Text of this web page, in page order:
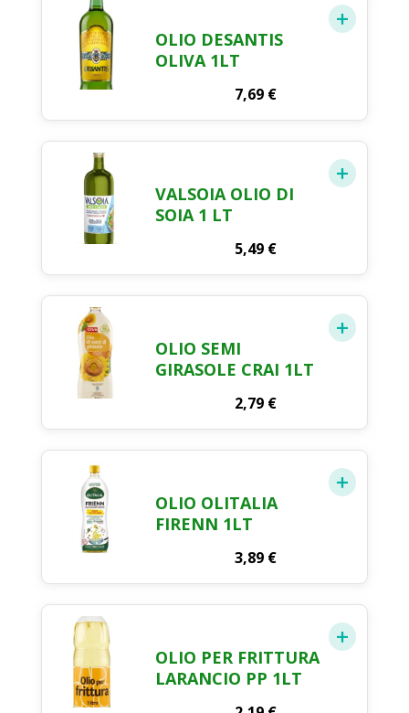
OLIO DESANTIS
OLIVA 1LT
7,69 €
VALSOIA OLIO DI
SOIA 1 LT
5,49 €
OLIO SEMI
GIRASOLE CRAI 1LT
2,79 €
OLIO OLITALIA
FIRENN 1LT
3,89 €
OLIO PER FRITTURA
LARANCIO PP 1LT